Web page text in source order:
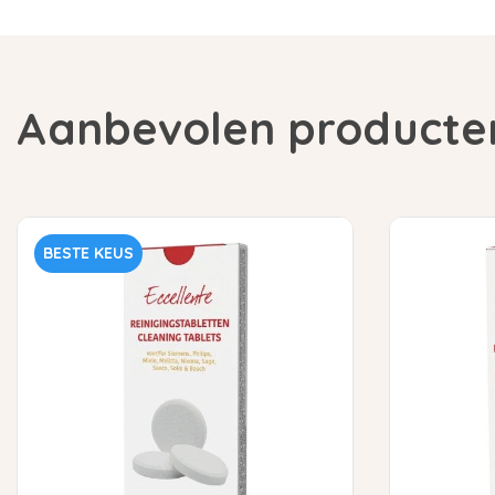
Aanbevolen
BESTE KEUS